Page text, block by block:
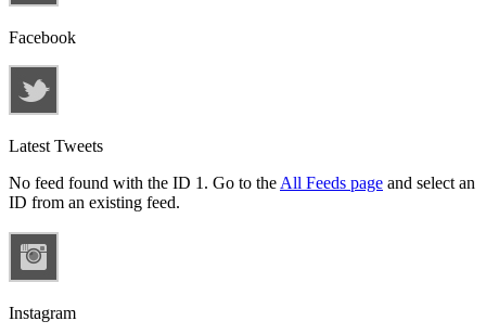
Facebook
Latest Tweets
No feed found with the ID 1. Go to the All Feeds page and select an
ID from an existing feed.
Instagram